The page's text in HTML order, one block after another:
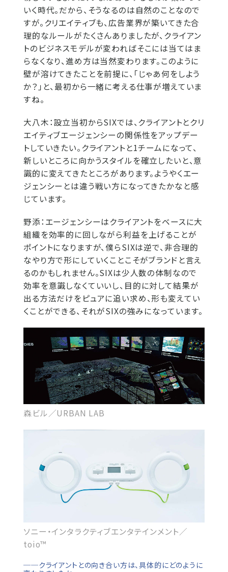
いく時代。だから、そうなるのは自然のことなので
すが。クリエイティブも、広告業界が築いてきた合
理的なルールがたくさんありましたが、クライアン
トのビジネスモデルが変わればそこには当てはま
らなくなり、進め方は当然変わります。このように
壁が溶けてきたことを前提に、「じゃあ何をしよう
か？」と、最初から一緒に考える仕事が増えていま
すね。
大八木：設立当初からSIXでは、クライアントとクリ
エイティブエージェンシーの関係性をアップデー
トしていきたい。クライアントと1チームになって、
新しいところに向かうスタイルを確立したいと、意
識的に変えてきたところがあります。ようやくエー
ジェンシーとは違う戦い方になってきたかなと感
じています。
野添： エージェンシーはクライアントをベースに大
組織を効率的に回しながら利益を上げることが
ポイントになりますが、僕らSIXは逆で、非合理的
なやり方で形にしていくことこそがブランドと言え
るのかもしれません。SIXは少人数の体制なので
効率を意識しなくていいし、目的に対して結果が
出る方法だけをピュアに追い求め、形も変えてい
くことができる、それがSIXの強みになっています。
森ビル／URBAN LAB
ソニー・インタラクティブエンタテインメント／
toio™
──クライアントとの向き合い方は、具体的にどのように